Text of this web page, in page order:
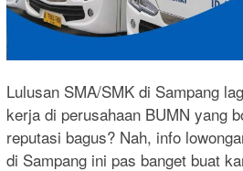
Lulusan SMA/SMK di Sampang
kerja di perusahaan BUMN yang
reputasi bagus? Nah, info
di Sampang ini pas banget buat